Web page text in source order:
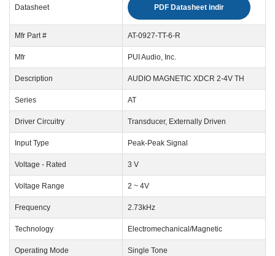
Datasheet PDF Datasheet indir
Mfr Part # AT-0927-TT-6-R
Mfr PUI Audio, Inc.
Description AUDIO MAGNETIC XDCR 2-4V TH
Series AT
Driver Circuitry Transducer, Externally Driven
Input Type Peak-Peak Signal
Voltage - Rated 3 V
Voltage Range 2 ~ 4V
Frequency 2.73kHz
Technology Electromechanical/Magnetic
Operating Mode Single Tone